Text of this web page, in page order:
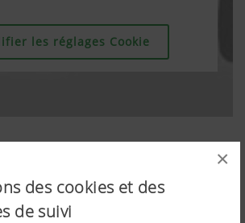
×
des cookies et des
de suivi
les réglages Cookie